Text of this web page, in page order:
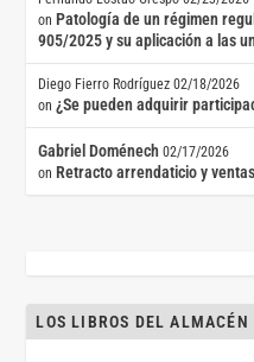
on Patología de un régimen
905/2025 y su aplicación a las
Diego Fierro Rodríguez 02/18/2026
on¿Se pueden adquirir
Gabriel Doménech 02/17/2026
on Retracto arrendaticio y
LOS LIBROS DEL ALMACÉN